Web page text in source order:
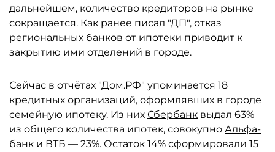
дальнейшем, количество кредиторов на рынке
сокращается. Как ранее писал "ДП", отказ
региональных банков от ипотеки приводит к
закрытию ими отделений в городе.
Сейчас в отчётах "Дом.РФ" упоминается 18
кредитных организаций, оформлявших в городе
семейную ипотеку. Из них Сбербанк выдал 63%
из общего количества ипотек, совокупно Альфа-
банк и ВТБ — 23%. Остаток 14% сформировали 15